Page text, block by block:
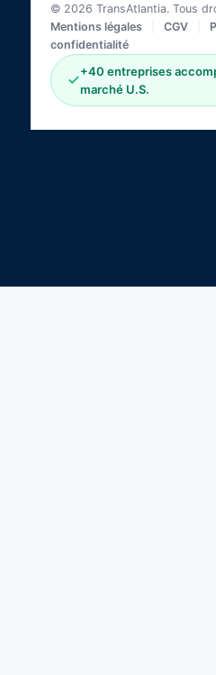
© 2026 TransAtlantia. Tous
Mentions légales
CGV
confidentialité
+40 entreprises
marché U.S.